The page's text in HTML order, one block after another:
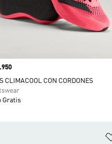
CLIMACOOL CON CORDONES
Gratis